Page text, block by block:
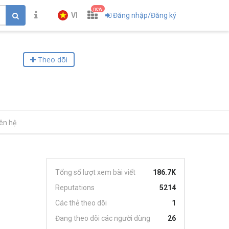
VI
new
Đăng nhập/Đăng ký
Theo dõi
hệ
Tổng số lượt xem bài viết
186.7K
Reputations
5214
Các thẻ theo dõi
1
Đang theo dõi các người dùng
26